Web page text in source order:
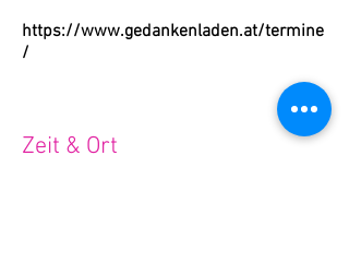
https://www.gedankenladen.at/termine
/
Zeit & Ort